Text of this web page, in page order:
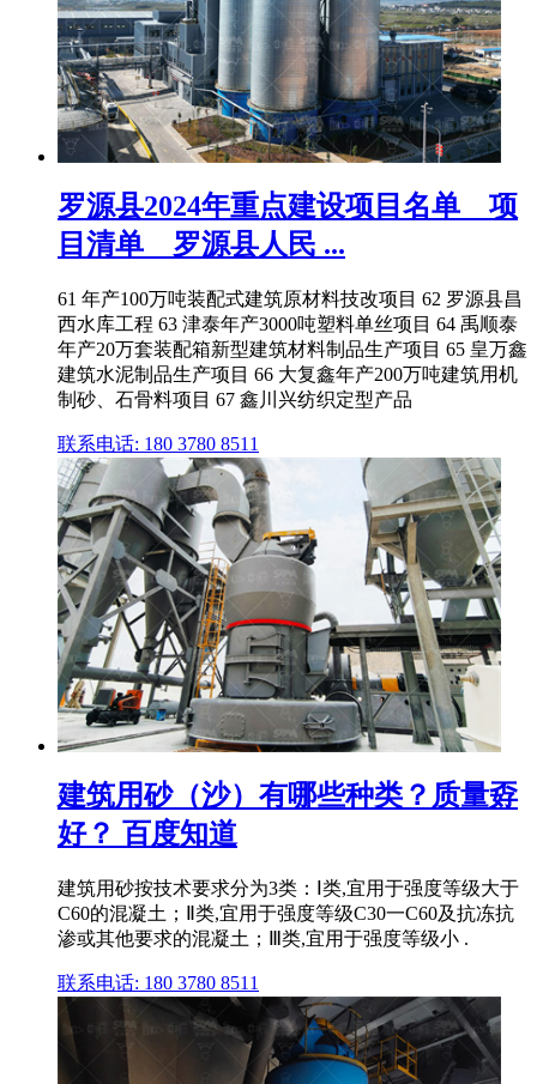
罗源县2024年重点建设项目名单 _ 项
目清单 _ 罗源县人民 ...
61 年产100万吨装配式建筑原材料技改项目 62 罗源县昌
西水库工程 63 津泰年产3000吨塑料单丝项目 64 禹顺泰
年产20万套装配箱新型建筑材料制品生产项目 65 皇万鑫
建筑水泥制品生产项目 66 大复鑫年产200万吨建筑用机
制砂、石骨料项目 67 鑫川兴纺织定型产品
联系电话: 180 3780 8511
建筑用砂（沙）有哪些种类？质量孬
好？ 百度知道
建筑用砂按技术要求分为3类：Ⅰ类,宜用于强度等级大于
C60的混凝土；Ⅱ类,宜用于强度等级C30一C60及抗冻抗
渗或其他要求的混凝土；Ⅲ类,宜用于强度等级小 .
联系电话: 180 3780 8511